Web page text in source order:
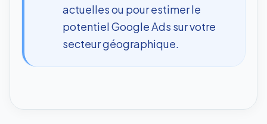
actuelles ou pour estimer le
potentiel Google Ads sur votre
secteur géographique.